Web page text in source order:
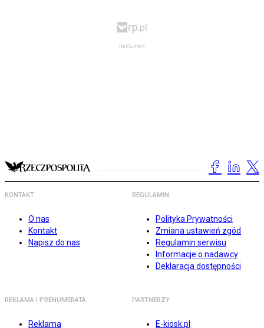
KONTAKT
O nas
Kontakt
Napisz do nas
REGULAMIN
Polityka Prywatności
Zmiana ustawień zgód
Regulamin serwisu
Informacje o nadawcy
Deklaracja dostępności
REKLAMA I PRENUMERATA
Reklama
PARTNERZY
E-kiosk.pl